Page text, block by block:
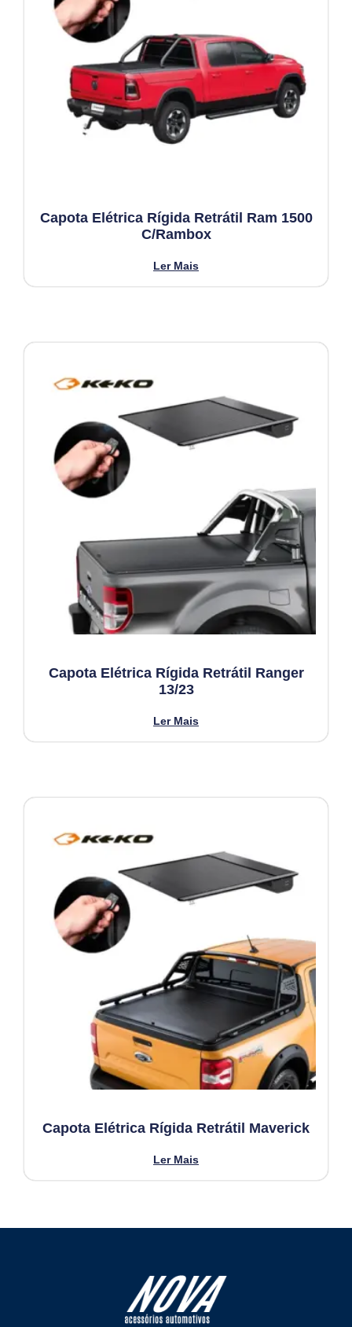
Capota Elétrica Rígida Retrátil Ram 1500
C/Rambox
Ler Mais
Capota Elétrica Rígida Retrátil Ranger
13/23
Ler Mais
Capota Elétrica Rígida Retrátil Maverick
Ler Mais